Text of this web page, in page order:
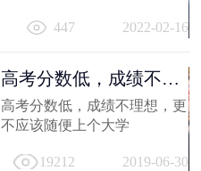
的小...
447 2022-02-16
高考分数低，成绩不理
想，更不应...
高考分数低，成绩不理想，更
不应该随便上个大学
19212 2019-06-30